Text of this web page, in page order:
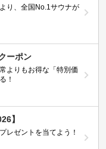
り、全国No.1サウナが
ーポン
よりもお得な「特別価
！
】
レゼントを当てよう！